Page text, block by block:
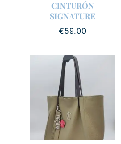
CINTURÓN
SIGNATURE
€59.00